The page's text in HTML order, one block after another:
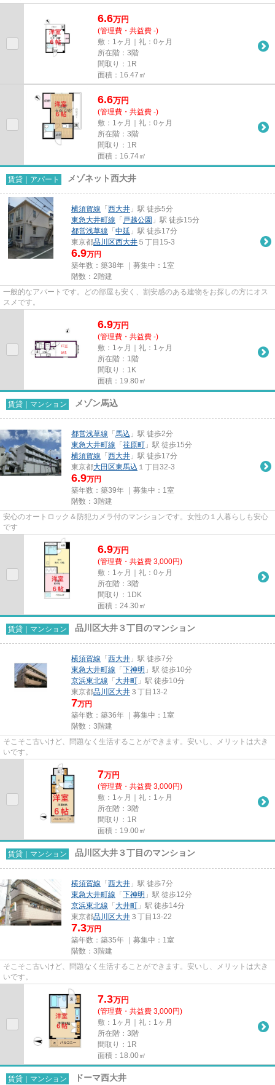
6.6万円
(管理費・共益費 -)
敷：1ヶ月｜礼：0ヶ月
所在階：3階
間取り：1R
面積：16.47㎡
6.6万円
(管理費・共益費 -)
敷：1ヶ月｜礼：0ヶ月
所在階：3階
間取り：1R
面積：16.74㎡
賃貸｜アパート メゾネット西大井
横須賀線 「 西大井 」駅 徒歩5分
東急大井町線 「 戸越公園 」駅 徒歩15分
都営浅草線 「 中延 」駅 徒歩17分
東京都品川区西大井 ５丁目15-3
6.9万円
築年数：築38年 ｜募集中： 1室
階数：2階建
一般的なアパートです。どの部屋も安く、割安感のある建物をお探しの方にオス
スメです。
6.9万円
(管理費・共益費 -)
敷：1ヶ月｜礼：1ヶ月
所在階：1階
間取り：1K
面積：19.80㎡
賃貸｜マンション メゾン馬込
都営浅草線 「 馬込 」駅 徒歩2分
東急大井町線 「 荏原町 」駅 徒歩15分
横須賀線 「 西大井 」駅 徒歩17分
東京都大田区東馬込 １丁目32-3
6.9万円
築年数：築39年 ｜募集中： 1室
階数：3階建
安心のオートロック＆防犯カメラ付のマンションです。女性の１人暮らしも安心
です
6.9万円
(管理費・共益費 3,000円)
敷：1ヶ月｜礼：0ヶ月
所在階：3階
間取り：1DK
面積：24.30㎡
賃貸｜マンション 品川区大井３丁目のマンション
横須賀線 「 西大井 」駅 徒歩7分
東急大井町線 「 下神明 」駅 徒歩10分
京浜東北線 「 大井町 」駅 徒歩10分
東京都品川区大井 ３丁目13-2
7万円
築年数：築36年 ｜募集中： 1室
階数：3階建
そこそこ古いけど、問題なく生活することができます。安いし、メリットは大き
いです。
7万円
(管理費・共益費 3,000円)
敷：1ヶ月｜礼：1ヶ月
所在階：3階
間取り：1R
面積：19.00㎡
賃貸｜マンション 品川区大井３丁目のマンション
横須賀線 「 西大井 」駅 徒歩7分
東急大井町線 「 下神明 」駅 徒歩12分
京浜東北線 「 大井町 」駅 徒歩14分
東京都品川区大井 ３丁目13-22
7.3万円
築年数：築35年 ｜募集中： 1室
階数：3階建
そこそこ古いけど、問題なく生活することができます。安いし、メリットは大き
いです。
7.3万円
(管理費・共益費 3,000円)
敷：1ヶ月｜礼：1ヶ月
所在階：3階
間取り：1R
面積：18.00㎡
賃貸｜マンション ドーマ西大井